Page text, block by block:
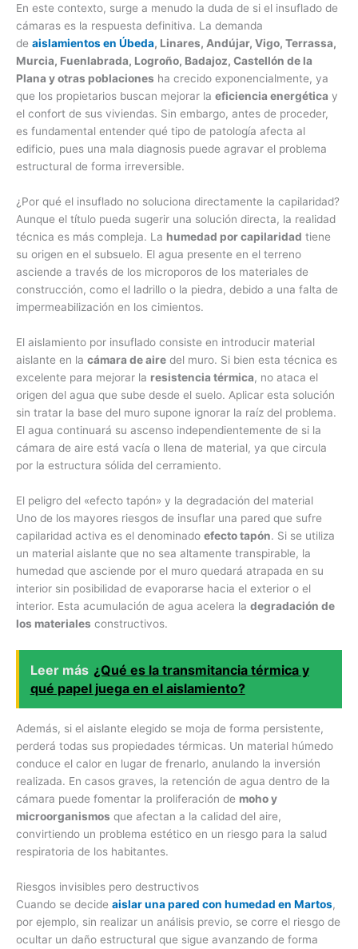
En este contexto, surge a menudo la duda de si el insuflado de
cámaras es la respuesta definitiva. La demanda
de aislamientos en Úbeda, Linares, Andújar, Vigo, Terrassa,
Murcia, Fuenlabrada, Logroño, Badajoz, Castellón de la
Plana y otras poblaciones ha crecido exponencialmente, ya
que los propietarios buscan mejorar la eficiencia energética y
el confort de sus viviendas. Sin embargo, antes de proceder,
es fundamental entender qué tipo de patología afecta al
edificio, pues una mala diagnosis puede agravar el problema
estructural de forma irreversible.
¿Por qué el insuflado no soluciona directamente la capilaridad?
Aunque el título pueda sugerir una solución directa, la realidad
técnica es más compleja. La humedad por capilaridad tiene
su origen en el subsuelo. El agua presente en el terreno
asciende a través de los microporos de los materiales de
construcción, como el ladrillo o la piedra, debido a una falta de
impermeabilización en los cimientos.
El aislamiento por insuflado consiste en introducir material
aislante en la cámara de aire del muro. Si bien esta técnica es
excelente para mejorar la resistencia térmica, no ataca el
origen del agua que sube desde el suelo. Aplicar esta solución
sin tratar la base del muro supone ignorar la raíz del problema.
El agua continuará su ascenso independientemente de si la
cámara de aire está vacía o llena de material, ya que circula
por la estructura sólida del cerramiento.
El peligro del «efecto tapón» y la degradación del material
Uno de los mayores riesgos de insuflar una pared que sufre
capilaridad activa es el denominado efecto tapón. Si se utiliza
un material aislante que no sea altamente transpirable, la
humedad que asciende por el muro quedará atrapada en su
interior sin posibilidad de evaporarse hacia el exterior o el
interior. Esta acumulación de agua acelera la degradación de
los materiales constructivos.
Leer más ¿Qué es la transmitancia térmica y
qué papel juega en el aislamiento?
Además, si el aislante elegido se moja de forma persistente,
perderá todas sus propiedades térmicas. Un material húmedo
conduce el calor en lugar de frenarlo, anulando la inversión
realizada. En casos graves, la retención de agua dentro de la
cámara puede fomentar la proliferación de moho y
microorganismos que afectan a la calidad del aire,
convirtiendo un problema estético en un riesgo para la salud
respiratoria de los habitantes.
Riesgos invisibles pero destructivos
Cuando se decide aislar una pared con humedad en Martos,
por ejemplo, sin realizar un análisis previo, se corre el riesgo de
ocultar un daño estructural que sigue avanzando de forma